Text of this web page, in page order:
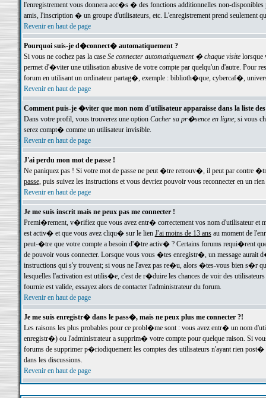
l'enregistrement vous donnera acc�s � des fonctions additionnelles non-
amis, l'inscription � un groupe d'utilisateurs, etc. L'enregistrement prend seulement
Revenir en haut de page
Pourquoi suis-je d�connect� automatiquement ?
Si vous ne cochez pas la case Se connecter automatiquement � chaque visitelorsque
permet d'�viter une utilisation abusive de votre compte par quelqu'un d'autre. Pour
forum en utilisant un ordinateur partag�, exemple : biblioth�que, cybercaf�,
Revenir en haut de page
Comment puis-je �viter que mon nom d'utilisateur apparaisse dans la liste
Dans votre profil, vous trouverez une option Cacher sa pr�sence en ligne; si vous
serez compt� comme un utilisateur invisible.
Revenir en haut de page
J'ai perdu mon mot de passe !
Ne paniquez pas ! Si votre mot de passe ne peut �tre retrouv�, il peut par contre
passe, puis suivez les instructions et vous devriez pouvoir vous reconnecter en un rien
Revenir en haut de page
Je me suis inscrit mais ne peux pas me connecter !
Premi�rement, v�rifiez que vous avez entr� correctement vos nom d'utilisateur
est activ� et que vous avez cliqu� sur le lien J'ai moins de 13 ansau moment de
peut-�tre que votre compte a besoin d'�tre activ� ? Certains forums requi�rent
de pouvoir vous connecter. Lorsque vous vous �tes enregistr�, un message aurait
instructions qui s'y trouvent; si vous ne l'avez pas re�u, alors �tes-vous bien s�r
lesquelles l'activation est utilis�e, c'est de r�duire les chances de voir des
fournie est valide, essayez alors de contacter l'administrateur du forum.
Revenir en haut de page
Je me suis enregistr� dans le pass�, mais ne peux plus me connecter ?!
Les raisons les plus probables pour ce probl�me sont : vous avez entr� un nom
enregistr�) ou l'administrateur a supprim� votre compte pour quelque raison. Si
forums de supprimer p�riodiquement les comptes des utilisateurs n'ayant rien
dans les discussions.
Revenir en haut de page